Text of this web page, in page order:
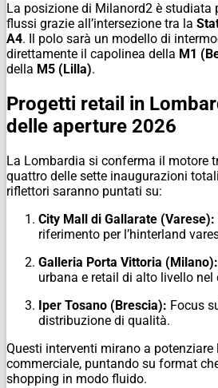
La posizione di Milanord2 è studiata
flussi grazie all’intersezione tra la
A4. Il polo sarà un modello di
direttamente il capolinea della M1
della M5 (Lilla).
Progetti retail in
delle aperture 2026
La Lombardia si conferma il motore
quattro delle sette inaugurazioni
riflettori saranno puntati su:
City Mall di Gallarate (Varese):
riferimento per l’hinterland
Galleria Porta Vittoria (Milano):
urbana e retail di alto livello nel
Iper Tosano (Brescia): Focus
distribuzione di qualità.
Questi interventi mirano a potenziare
commerciale, puntando su format
shopping in modo fluido.